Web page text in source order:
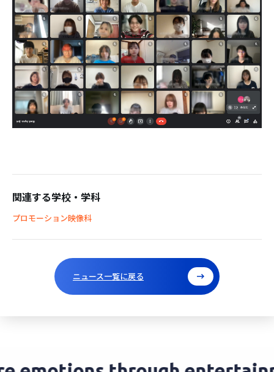
関連する学校・学科
プロモーション映像科
ニュース一覧に戻る